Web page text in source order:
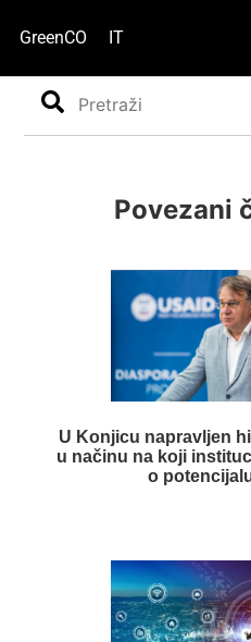
GreenCO IT
Search
Povezani
U Konjicu napravljen
u načinu na koji
o